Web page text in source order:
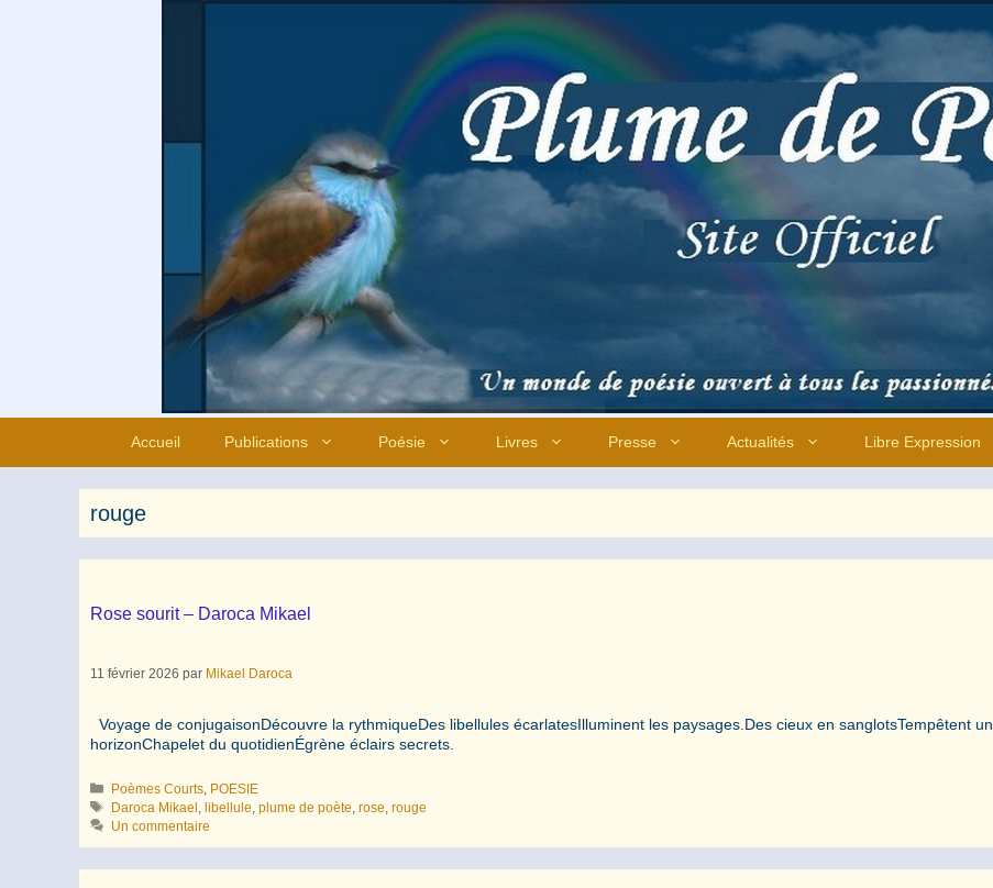
Accueil Publications Poésie Livres Presse Actualités Libre Expression
rouge
Rose sourit – Daroca Mikael
11 février 2026 par Mikael Daroca
Voyage de conjugaisonDécouvre la rythmiqueDes libellules écarlatesIlluminent les paysages.Des cieux en sanglotsTempêtent un
horizonChapelet du quotidienÉgrène éclairs secrets.
Catégories
Poèmes Courts POESIE
Étiquettes
Daroca Mikael ,libellule ,plume de poète ,rose ,rouge
Un commentaire